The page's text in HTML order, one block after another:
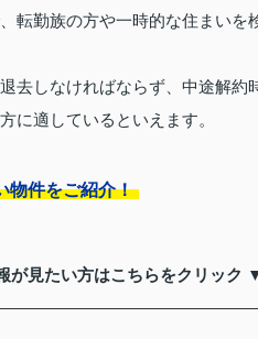
転勤族の方や一時的な住まいを
去しなければならず、中途解約
に適しているといえます。
物件をご紹介！
が見たい方はこちらをクリック